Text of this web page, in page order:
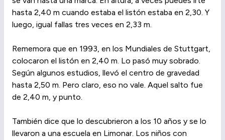
hasta 2,40 m cuando estaba el listón estaba en 2,30. Y
luego, igual fallas tres veces en 2,33 m.
Rememora que en 1993, en los Mundiales de Stuttgart,
colocaron el listón en 2,40 m. Lo pasó muy sobrado.
Según algunos estudios, llevó el centro de gravedad
hasta 2,50 m. Pero claro, eso no vale. Aquel salto fue
de 2,40 m, y punto.
También dice que lo descubrieron a los 10 años y se lo
llevaron a una escuela en Limonar. Los niños con